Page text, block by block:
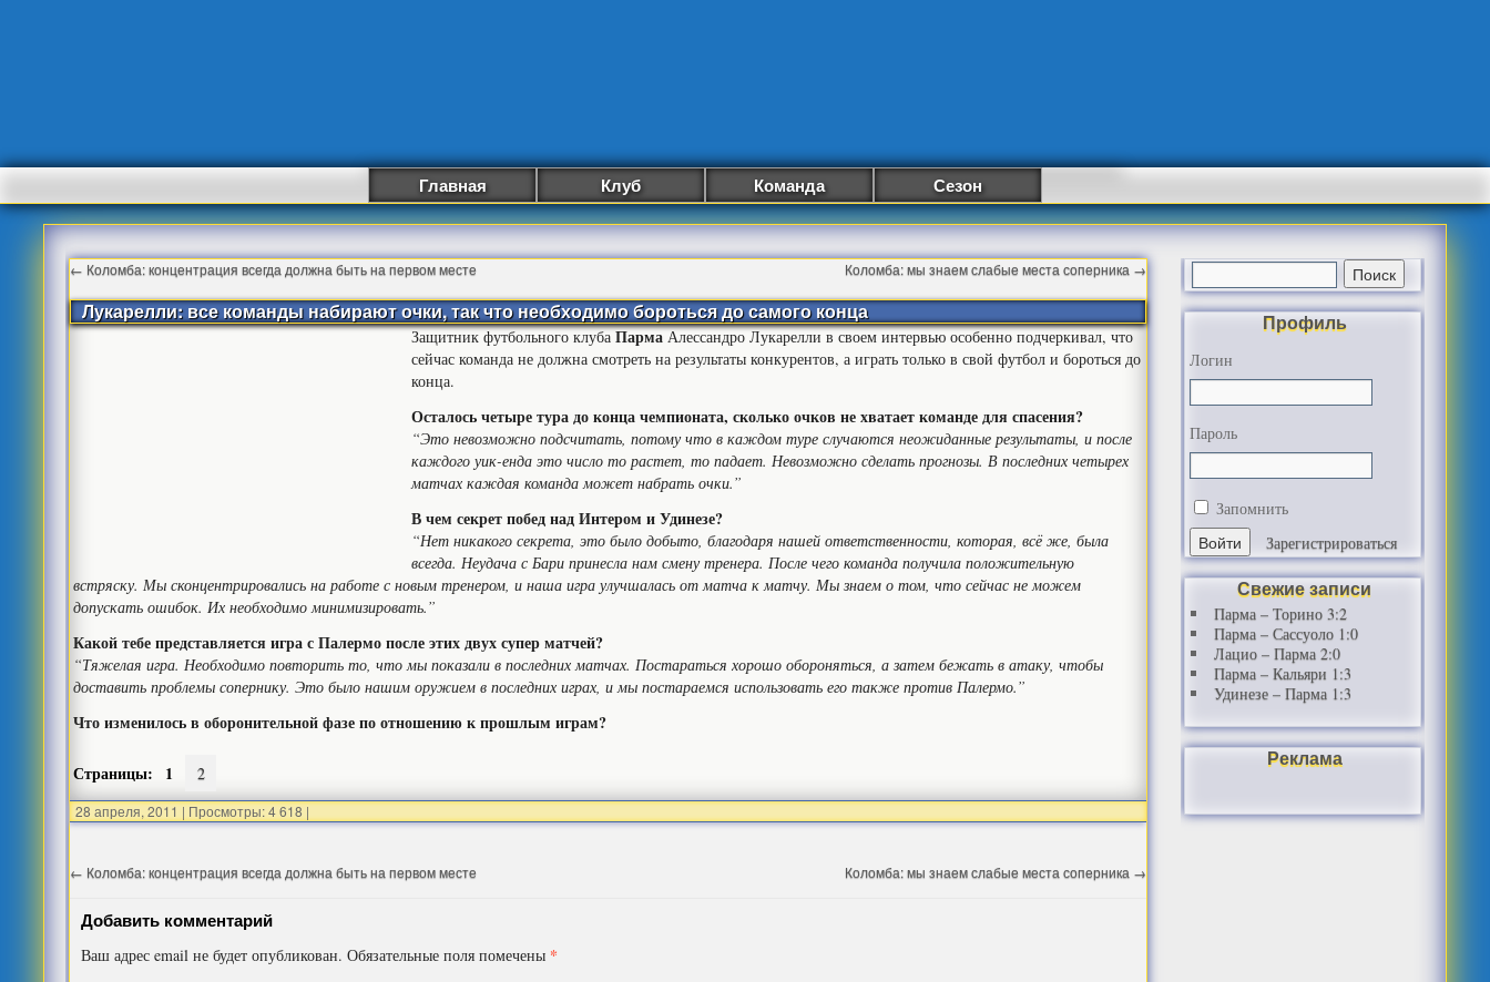
Главная Клуб Команда Сезон
← Коломба: концентрация всегда должна быть на первом месте Коломба: мы знаем слабые места соперника →
Лукарелли: все команды набирают очки, так что необходимо бороться до самого конца
Защитник футбольного клубаПармаАлессандро Лукарелли в своем интервью особенно подчеркивал, что
сейчас команда не должна смотреть на результаты конкурентов, а играть только в свой футбол и бороться до
конца.
Осталось четыре тура до конца чемпионата, сколько очков не хватает команде для спасения?
“Это невозможно подсчитать, потому что в каждом туре случаются неожиданные результаты, и после
каждого уик-енда это число то растет, то падает. Невозможно сделать прогнозы. В последних четырех
матчах каждая команда может набрать очки.”
В чем секрет побед над Интером и Удинезе?
“Нет никакого секрета, это было добыто, благодаря нашей ответственности, которая, всё же, была
всегда. Неудача с Бари принесла нам смену тренера. После чего команда получила положительную
встряску. Мы сконцентрировались на работе с новым тренером, и наша игра улучшалась от матча к матчу. Мы знаем о том, что сейчас не можем
допускать ошибок. Их необходимо минимизировать.”
Какой тебе представляется игра с Палермо после этих двух супер матчей?
“Тяжелая игра. Необходимо повторить то, что мы показали в последних матчах. Постараться хорошо обороняться, а затем бежать в атаку, чтобы
доставить проблемы сопернику. Это было нашим оружием в последних играх, и мы постараемся использовать его также против Палермо.”
Что изменилось в оборонительной фазе по отношению к прошлым играм?
Страницы: 1 2
28 апреля, 2011 | Просмотры: 4 618 |
← Коломба: концентрация всегда должна быть на первом месте Коломба: мы знаем слабые места соперника →
Добавить комментарий
Ваш адрес email не будет опубликован. Обязательные поля помечены *
Профиль
Логин
Пароль
Запомнить
Зарегистрироваться
Свежие записи
Парма – Торино 3:2
Парма – Сассуоло 1:0
Лацио – Парма 2:0
Парма – Кальяри 1:3
Удинезе – Парма 1:3
Реклама